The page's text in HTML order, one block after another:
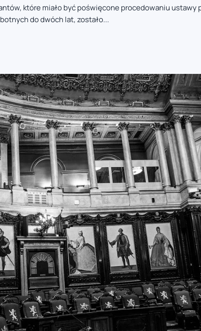
które miało być poświęcone procedowaniu ustawy
do dwóch lat, zostało...